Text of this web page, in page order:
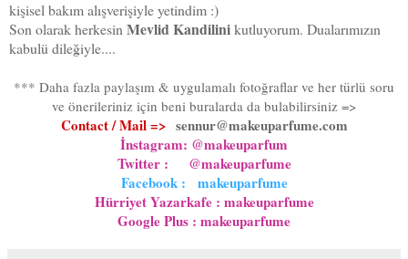
kişisel bakım alışverişiyle yetindim :)
Son olarak herkesin Mevlid Kandilinikutluyorum. Dualarımızın
kabulü dileğiyle....
*** Daha fazla paylaşım & uygulamalı fotoğraflar ve her türlü soru
ve önerileriniz için beni buralarda da bulabilirsiniz =>
Contact / Mail => sennur@makeuparfume.com
İnstagram: @makeuparfum
Twitter : @makeuparfume
Facebook : makeuparfume
Hürriyet Yazarkafe : makeuparfume
Google Plus : makeuparfume